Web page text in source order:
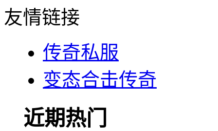
友情链接
传奇私服
变态合击传奇
近期热门